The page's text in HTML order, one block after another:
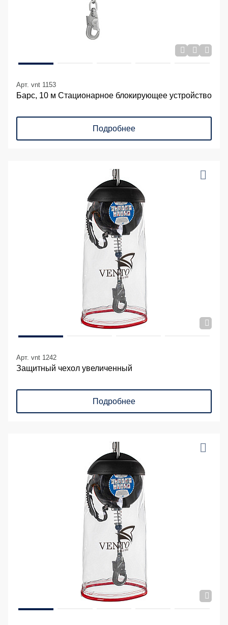
Арт. vnt 1153
Барс, 10 м Стационарное блокирующее устройство
Подробнее
Арт. vnt 1242
Защитный чехол увеличенный
Подробнее